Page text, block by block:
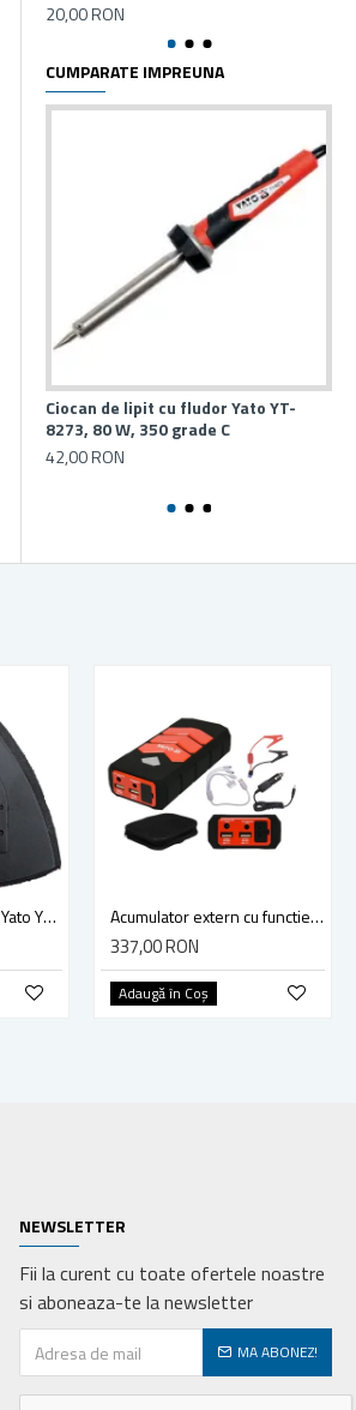
20,00 RON
CUMPARATE IMPREUNA
Ciocan de lipit cu fludor Yato YT-
8273, 80 W, 350 grade C
42,00 RON
Cleste cu varf semirotund indoit, 200 mm, Yato YT-2028Accesoriu multicutter, Yato YT-34689, sistem Yato Quick Release, slefuire, 90 mm, ceramica, abrazive Acumulator extern cu functie booster Yato YT-83081 (pornire/incarcare auto), Li-Po, 9000 mAh, YT-83081
337,00 RON
Adaugă în Coş
NEWSLETTER
Fii la curent cu toate ofertele noastre
si aboneaza-te la newsletter
MA ABONEZ!